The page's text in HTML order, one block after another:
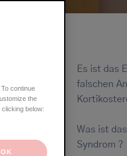
Ekzem oder Krätze?
Es ist das
falschen
Was ist
Syndrom ?
continue
the
below:
OK